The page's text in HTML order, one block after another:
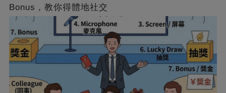
Bonus，教你得體地社交